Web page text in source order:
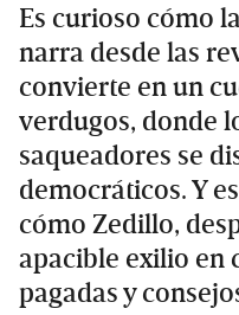
Es curioso cómo
narra desde las
convierte en un
verdugos, donde
saqueadores se
democráticos. Y
cómo Zedillo,
apacible exilio en
pagadas y